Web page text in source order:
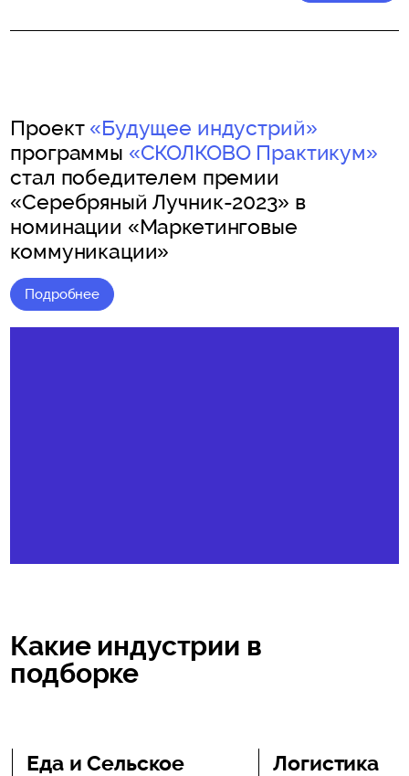
Проект «Будущее индустрий»
программы «СКОЛКОВО Практикум»
стал победителем премии
«Серебряный Лучник-2023» в
номинации «Маркетинговые
коммуникации»
Подробнее
Какие индустрии в
подборке
Еда и Сельское
Логистика